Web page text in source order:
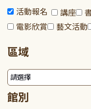
活動報名 講座
電影欣賞
藝文活動
區域
館別